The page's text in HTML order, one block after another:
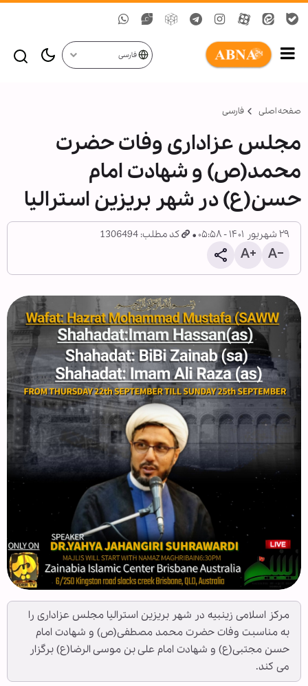
فارسی
صفحه اصلی فارسی
مجلس عزاداری وفات حضرت
محمد(ص) و شهادت امام
حسن(ع) در شهر بریزین استرالیا
۲۹ شهریور ۱۴۰۱ - ۰۵:۵۸ کد مطلب: 1306494
مرکز اسلامی زینبیه در شهر بریزین استرالیا مجلس عزاداری را
به مناسبت وفات حضرت محمد مصطفی(ص) و شهادت امام
حسن مجتبی(ع) و شهادت امام علی بن موسی الرضا(ع) برگزار
می کند.